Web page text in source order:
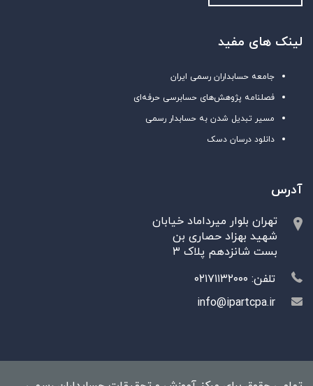
لینک های مفید
جامعه حسابداران رسمی ایران
فصلنامه پژوهش‌های حسابرسی حرفه‌ای
مسیر تبدیل شدن به حسابدار رسمی
دانلود درسان دسک
آدرس
تهران بلوار میرداماد خیابان
شهید بهزاد حصاری بن
بست شانزدهم پلاک ۳
تلفن: ۰۲۱۷۱۱۳۲۰۰۰
info@ipartcpa.ir